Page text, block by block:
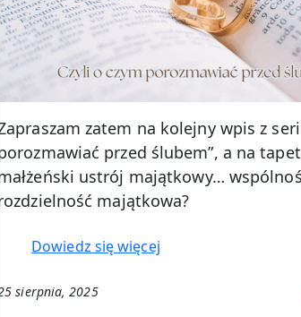
zatem na kolejny wpis z
przed ślubem”, a na
ustrój majątkowy…
majątkowa?
Dowiedz się więcej:
sierpnia, 2025